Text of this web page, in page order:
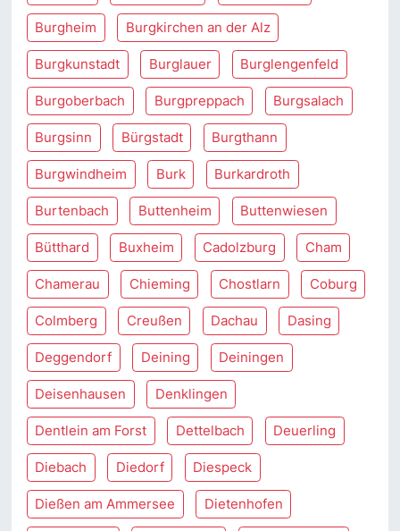
Burgheim Burgkirchen an der Alz
Burgkunstadt Burglauer Burglengenfeld
Burgoberbach Burgpreppach Burgsalach
Burgsinn Bürgstadt Burgthann
Burgwindheim Burk Burkardroth
Burtenbach Buttenheim Buttenwiesen
Bütthard Buxheim Cadolzburg Cham
Chamerau Chieming Chostlarn Coburg
Colmberg Creußen Dachau Dasing
Deggendorf Deining Deiningen
Deisenhausen Denklingen
Dentlein am Forst Dettelbach Deuerling
Diebach Diedorf Diespeck
Dießen am Ammersee Dietenhofen